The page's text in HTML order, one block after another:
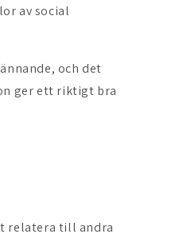
av social
och det
ger ett riktigt bra
relatera till andra